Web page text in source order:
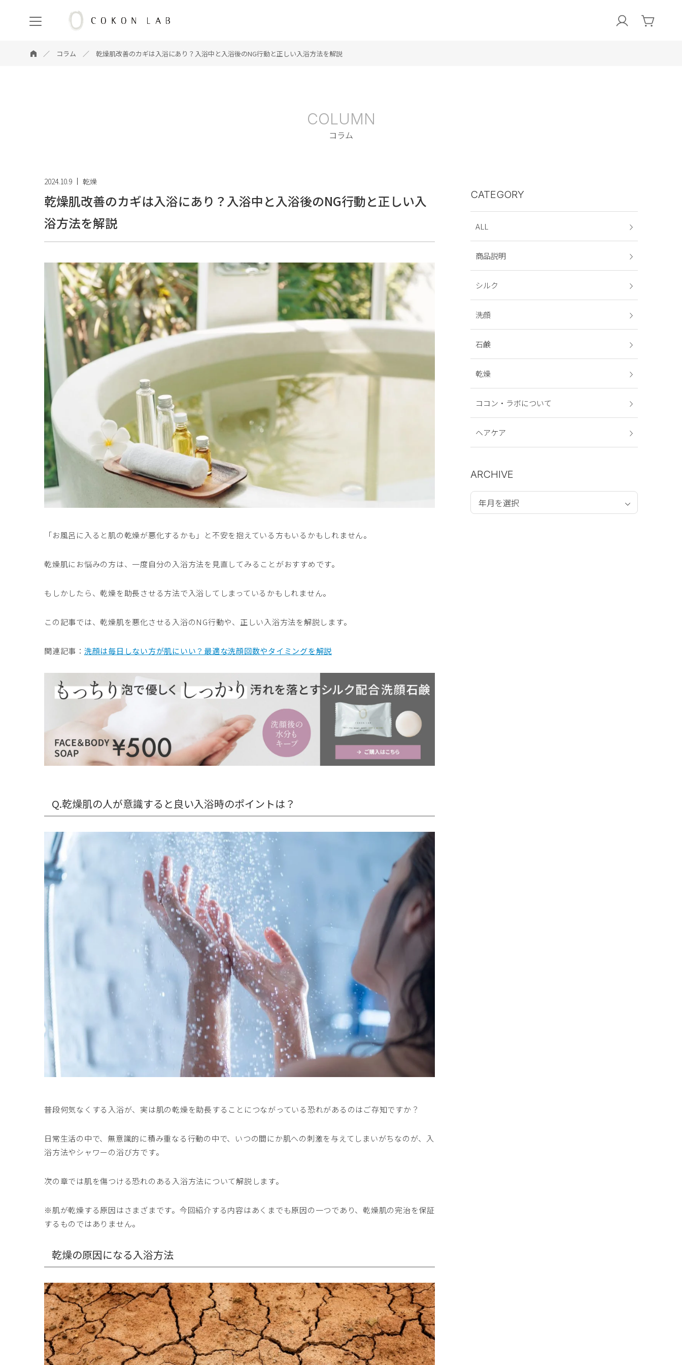
COKON
LAB
コラム
COLUMN
コラム 乾燥肌改善のカギは入浴にあり？入浴中と入浴後のNG行動と正しい入浴方法を解説
2024.10.9 乾燥
乾燥肌改善のカギは入浴にあり？入浴中と入浴後のNG行動と正しい入
浴方法を解説
「お風呂に入ると肌の乾燥が悪化するかも」と不安を抱えている方もいるかもしれません。
乾燥肌にお悩みの方は、一度自分の入浴方法を見直してみることがおすすめです。
もしかしたら、乾燥を助長させる方法で入浴してしまっているかもしれません。
この記事では、乾燥肌を悪化させる入浴のNG行動や、正しい入浴方法を解説します。
関連記事： 洗顔は毎日しない方が肌にいい？最適な洗顔回数やタイミングを解説
Q.乾燥肌の人が意識すると良い入浴時のポイントは？
普段何気なくする入浴が、実は肌の乾燥を助長することにつながっている恐れがあるのはご存知ですか？
日常生活の中で、無意識的に積み重なる行動の中で、いつの間にか肌への刺激を与えてしまいがちなのが、入
浴方法やシャワーの浴び方です。
次の章では肌を傷つける恐れのある入浴方法について解説します。
※肌が乾燥する原因はさまざまです。今回紹介する内容はあくまでも原因の一つであり、乾燥肌の完治を保証
するものではありません。
乾燥の原因になる入浴方法
CATEGORY
ALL
商品説明
シルク
洗顔
石鹸
乾燥
ココン・ラボについて
ヘアケア
ARCHIVE